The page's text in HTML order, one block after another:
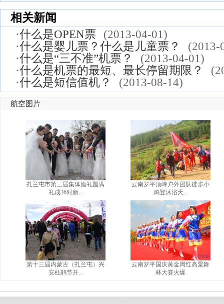
相关新闻
·什么是OPEN票
(2013-04-01)
·什么是婴儿票？什么是儿童票？
(2013-
·什么是“三不准”机票？
(2013-04-01)
·什么是机票的最短、最长停留期限？
·什么是短信值机？ (2013-08-14)
航空图片
扎兰屯市第三届集体婚礼圆满
礼成36对新...
第十三届内蒙古（扎兰屯）兴
安杜鹃节开...
云南罗平顶峰户外团队徒步小
鸡登沐浴天...
云南罗平国庆黄金周红高粱舞
林大赛火爆